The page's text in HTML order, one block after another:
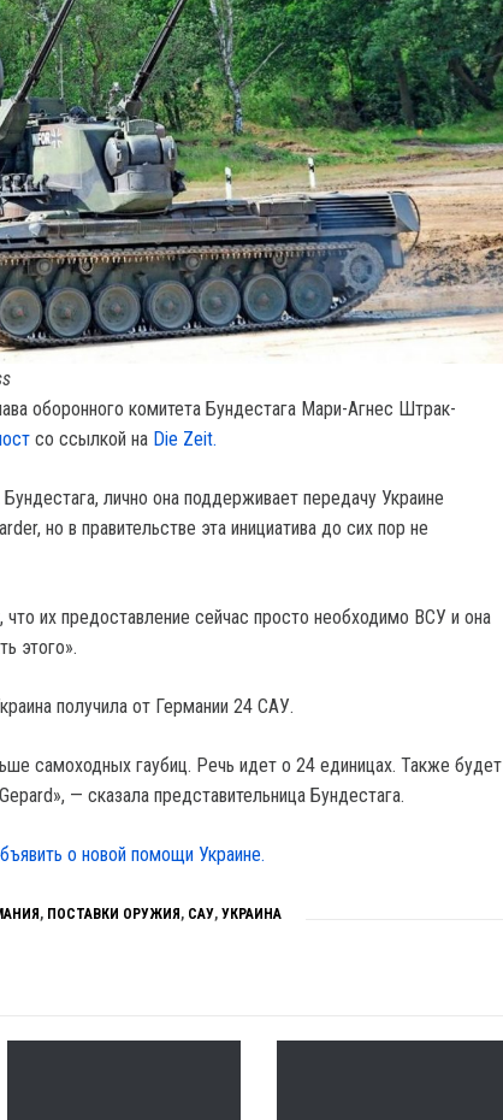
оборонного комитета Бундестага Мари-Агнес Штрак-
со ссылкой на Die Zeit.
лично она поддерживает передачу Украине
но в правительстве эта инициатива до сих пор не
их предоставление сейчас просто необходимо ВСУ и она
этого».
получила от Германии 24 САУ.
самоходных гаубиц. Речь идет о 24 единицах. Также будет
— сказала представительница Бундестага.
о новой помощи Украине.
, ПОСТАВКИ ОРУЖИЯ , САУ, УКРАИНА